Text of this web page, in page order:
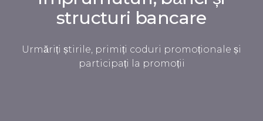
structuri bancare
Urmăriți știrile, primiți coduri promoționale și
participați la promoții